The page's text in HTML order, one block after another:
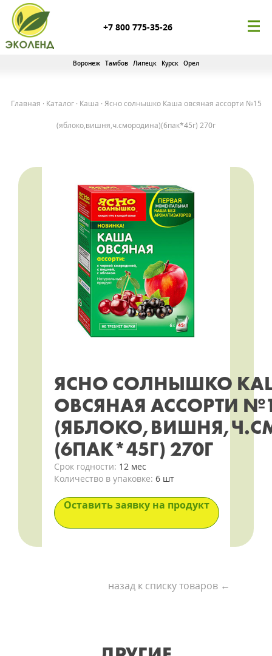
+7 800 775-35-26
Воронеж Тамбов Липецк Курск Орел
Главная · Каталог· Каша · Ясно солнышко Каша овсяная ассорти №15
(яблоко,вишня,ч.смородина)(6пак*45г) 270г
ЯСНО СОЛНЫШКО
ОВСЯНАЯ АССОРТИ
(6ПАК*45Г) 270Г
Срок годности: 12 мес
Количество в упаковке: 6 шт
Оставить заявку на продукт
назад к списку товаров ←